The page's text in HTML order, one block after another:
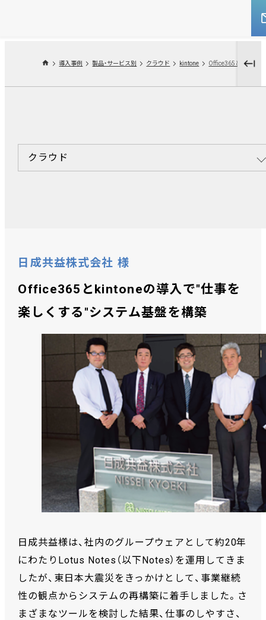
導入事例 製品・サービス別 クラウド kintone
クラウド
日成共益株式会社 様
Office365とkintoneの導入で"仕事を
楽しくする"システム基盤を構築
日成共益様は、社内のグループウェアとして約20年
にわたりLotus Notes（以下Notes）を運用してきま
したが、東日本大震災をきっかけとして、事業継続
性の観点からシステムの再構築に着手しました。さ
まざまなツールを検討した結果、仕事のしやすさ、